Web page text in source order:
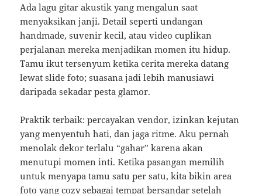
Ada lagu gitar akustik yang mengalun saat
menyaksikan janji. Detail seperti undangan
handmade, suvenir kecil, atau video cuplikan
perjalanan mereka menjadikan momen itu hidup.
Tamu ikut tersenyum ketika cerita mereka datang
lewat slide foto; suasana jadi lebih manusiawi
daripada sekadar pesta glamor.
Praktik terbaik: percayakan vendor, izinkan kejutan
yang menyentuh hati, dan jaga ritme. Aku pernah
menolak dekor terlalu “gahar” karena akan
menutupi momen inti. Ketika pasangan memilih
untuk menyapa tamu satu per satu, kita bikin area
foto yang cozy sebagai tempat bersandar setelah